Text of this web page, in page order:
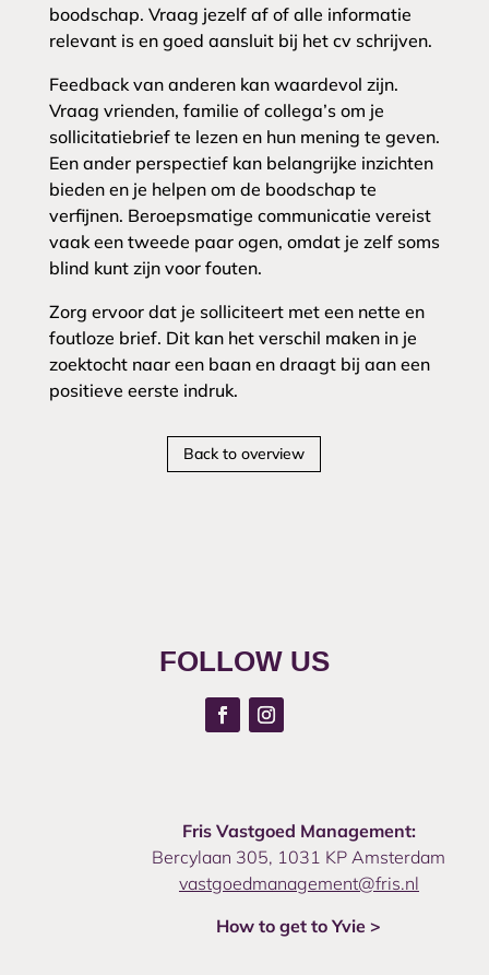
boodschap. Vraag jezelf af of alle informatie
relevant is en goed aansluit bij het cv schrijven.
Feedback van anderen kan waardevol zijn.
Vraag vrienden, familie of collega’s om je
sollicitatiebrief te lezen en hun mening te geven.
Een ander perspectief kan belangrijke inzichten
bieden en je helpen om de boodschap te
verfijnen. Beroepsmatige communicatie vereist
vaak een tweede paar ogen, omdat je zelf soms
blind kunt zijn voor fouten.
Zorg ervoor dat je solliciteert met een nette en
foutloze brief. Dit kan het verschil maken in je
zoektocht naar een baan en draagt bij aan een
positieve eerste indruk.
Back to overview
FOLLOW US
Fris Vastgoed Management:
Bercylaan 305, 1031 KP Amsterdam
vastgoedmanagement@fris.nl
How to get to Yvie >